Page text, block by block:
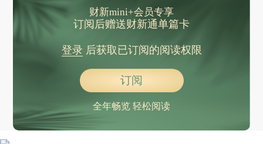
财新mini+会员专享
订阅后赠送财新通单篇卡
登录后获取已订阅的阅读权限
订阅
全年畅览 轻松阅读